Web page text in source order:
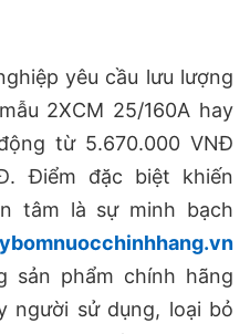
yêu cầu lưu lượng
2XCM 25/160A hay
từ 5.670.000 VNĐ
Điểm đặc biệt khiến
tâm là sự minh bạch
sản phẩm chính hãng
sử dụng, loại bỏ